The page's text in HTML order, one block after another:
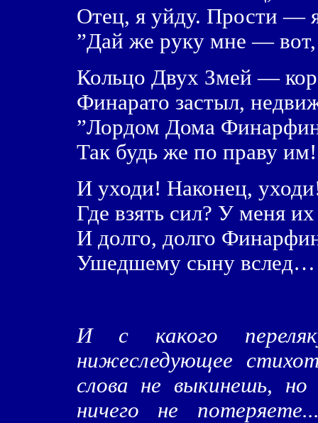
Отец, я уйду. Прости —
”Дай же руку мне — вот,
Кольцо Двух Змей —
Финарато застыл,
”Лордом Дома
Так будь же по праву им!
И уходи! Наконец,
Где взять сил? У меня
И долго, долго
Ушедшему сыну вслед…
И с какого
нижеследующее
слова не выкинешь, но
ничего не